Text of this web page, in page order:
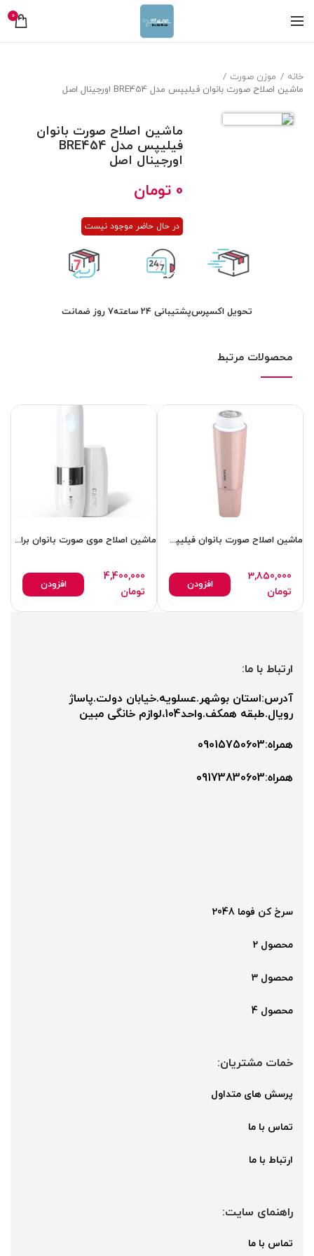
0
خانه
موزن صورت
ماشین اصلاح صورت بانوان فیلیپس مدل BRE454 اورجینال اصل
ماشین اصلاح صورت بانوان
فیلیپس مدل BRE454
اورجینال اصل
0 تومان
در حال حاضر موجود نیست
تحویل اکسپرسپشتیبانی 24 ساعته 7 روز ضمانت
محصولات مرتبط
ماشین اصلاح صورت بانوان فیلیپس مدل BRE454 اورجینال اصل
3,850,000
تومان
افزودن
ماشین اصلاح موی صورت بانوان براون مدل FS1000 اصل اورجنال سفارش اروپا
4,400,000
تومان
افزودن
ارتباط با ما:
آدرس:استان بوشهر.عسلویه.خیابان دولت.پاساژ
رویال.طبقه همکف.واحد104،لوازم خانگی مبین
همراه:09015750603
همراه:۰9173830603
سرخ کن فوما 2048
محصول 2
محصول 3
محصول 4
خمات مشتریان:
پرسش های متداول
تماس با ما
ارتباط با ما
راهنمای سایت:
تماس با ما